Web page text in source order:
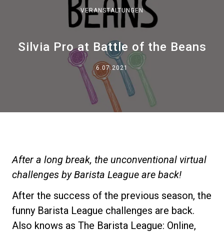
VERANSTALTUNGEN
Silvia Pro at Battle of the Beans
6.07.2021
After a long break, the unconventional virtual
challenges by Barista League are back!
After the success of the previous season, the
funny Barista League challenges are back.
Also knows as The Barista League: Online,
Our brands
Geschichte
Nachhaltigkeit